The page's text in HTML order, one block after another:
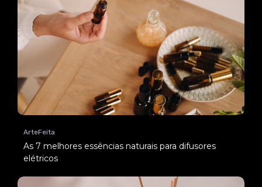
ArteFeita
As 7 melhores essências naturais para difusores
elétricos